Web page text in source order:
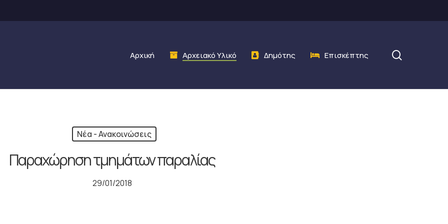
Αρχική Αρχειακό Υλικό Δημότης Επισκέπτης
Νέα - Ανακοινώσεις
Παραχώρηση τμημάτων παραλίας
29/01/2018